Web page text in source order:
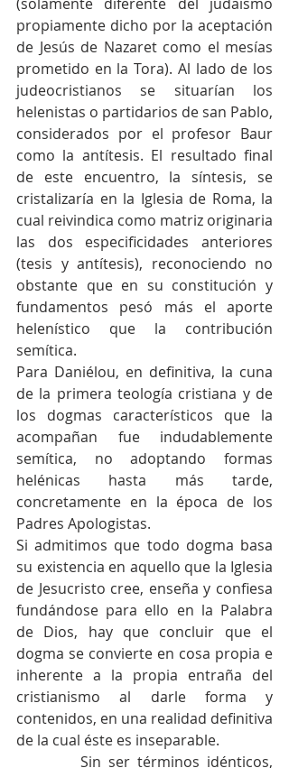
propiamente dicho por la aceptación
de Jesús de Nazaret como el mesías
prometido en la Tora). Al lado de los
judeocristianos se situarían los
helenistas o partidarios de san Pablo,
considerados por el profesor Baur
como la antítesis. El resultado final
de este encuentro, la síntesis, se
cristalizaría en la Iglesia de Roma, la
cual reivindica como matriz originaria
las dos especificidades anteriores
(tesis y antítesis), reconociendo no
obstante que en su constitución y
fundamentos pesó más el aporte
helenístico que la contribución
semítica.
Para Daniélou, en definitiva, la cuna
de la primera teología cristiana y de
los dogmas característicos que la
acompañan fue indudablemente
semítica, no adoptando formas
helénicas hasta más tarde,
concretamente en la época de los
Padres Apologistas.
Si admitimos que todo dogma basa
su existencia en aquello que la Iglesia
de Jesucristo cree, enseña y confiesa
fundándose para ello en la Palabra
de Dios, hay que concluir que el
dogma se convierte en cosa propia e
inherente a la propia entraña del
cristianismo al darle forma y
contenidos, en una realidad definitiva
de la cual éste es inseparable.
         Sin ser términos idénticos,